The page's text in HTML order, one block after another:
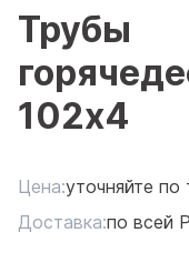
Трубы
102x4
Цена:уточняйте по
Доставка:по всей